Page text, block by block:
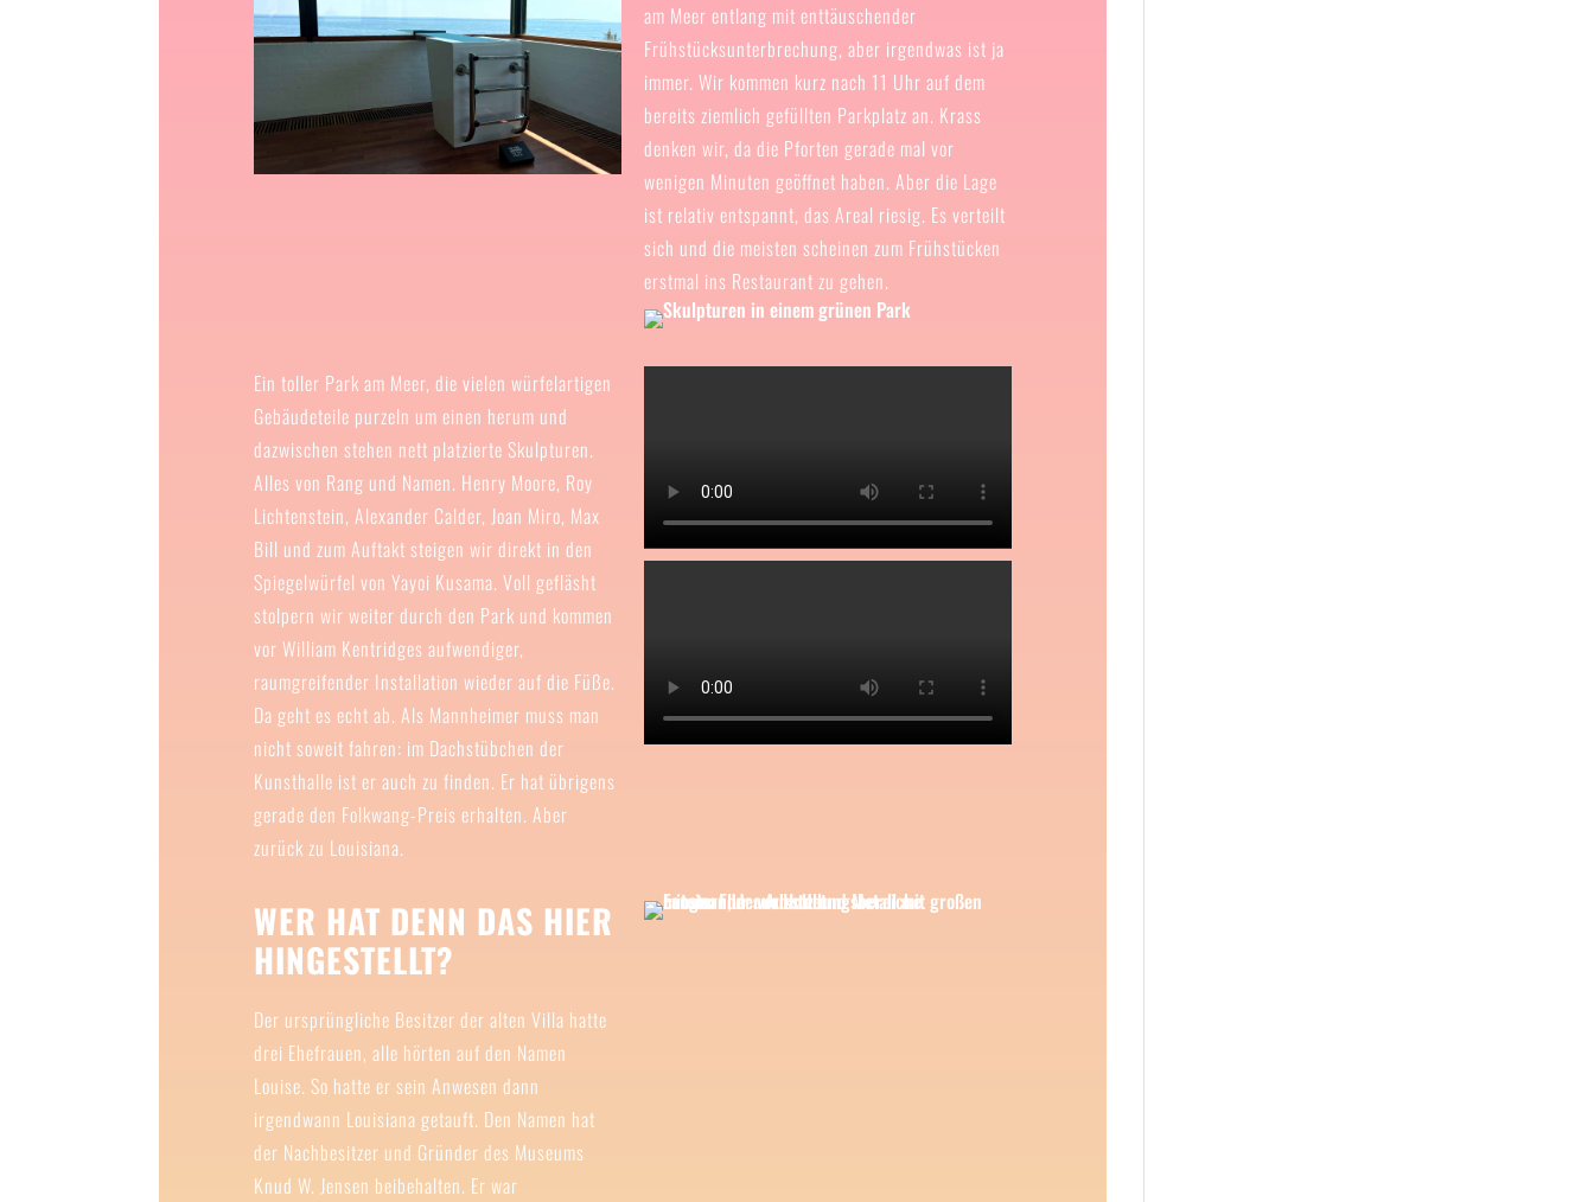
am Meer entlang mit enttäuschender
Frühstücksunterbrechung, aber irgendwas ist ja
immer. Wir kommen kurz nach 11 Uhr auf dem
bereits ziemlich gefüllten Parkplatz an. Krass
denken wir, da die Pforten gerade mal vor
wenigen Minuten geöffnet haben. Aber die Lage
ist relativ entspannt, das Areal riesig. Es verteilt
sich und die meisten scheinen zum Frühstücken
erstmal ins Restaurant zu gehen.
Ein toller Park am Meer, die vielen würfelartigen
Gebäudeteile purzeln um einen herum und
dazwischen stehen nett platzierte Skulpturen.
Alles von Rang und Namen. Henry Moore, Roy
Lichtenstein, Alexander Calder, Joan Miro, Max
Bill und zum Auftakt steigen wir direkt in den
Spiegelwürfel von Yayoi Kusama. Voll gefläsht
stolpern wir weiter durch den Park und kommen
vor William Kentridges aufwendiger,
raumgreifender Installation wieder auf die Füße.
Da geht es echt ab. Als Mannheimer muss man
nicht soweit fahren: im Dachstübchen der
Kunsthalle ist er auch zu finden. Er hat übrigens
gerade den Folkwang-Preis erhalten. Aber
zurück zu Louisiana.
WER HAT DENN DAS HIER
HINGESTELLT?
Der ursprüngliche Besitzer der alten Villa hatte
drei Ehefrauen, alle hörten auf den Namen
Louise. So hatte er sein Anwesen dann
irgendwann Louisiana getauft. Den Namen hat
der Nachbesitzer und Gründer des Museums
Knud W. Jensen beibehalten. Er war